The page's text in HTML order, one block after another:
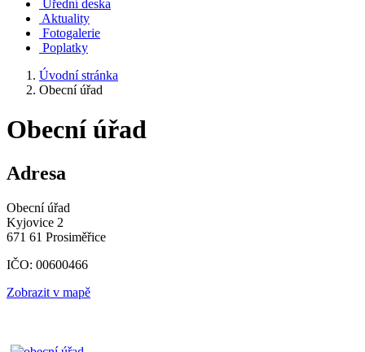
Úřední deska
Aktuality
Fotogalerie
Poplatky
Úvodní stránka
Obecní úřad
Obecní úřad
Adresa
Obecní úřad
Kyjovice 2
671 61 Prosiměřice
IČO: 00600466
Zobrazit v mapě